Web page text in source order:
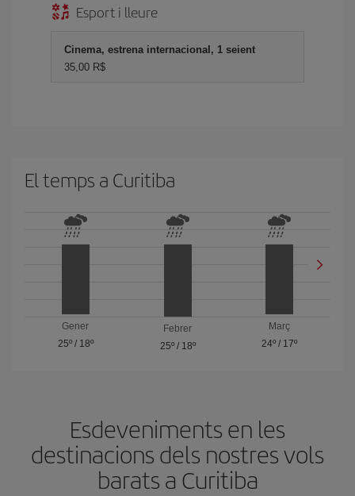
Esport i lleure
Cinema, estrena internacional, 1 seient
35,00 R$
El temps a Curitiba
Gener
25º/ 18º
Febrer
25º/ 18º
Març
24º / 17º
Esdeveniments en les
destinacions dels nostres vols
barats a Curitiba